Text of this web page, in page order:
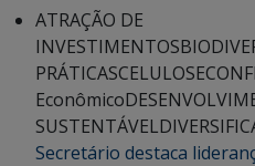
ATRAÇÃO DE
INVESTIMENTOS
PRÁTICASCELULOSE
Econômico
SUSTENTÁVEL
Secretário destaca